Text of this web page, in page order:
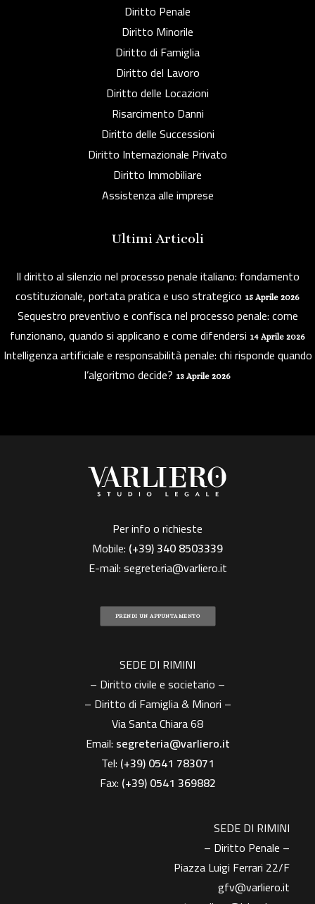
Diritto Penale
Diritto Minorile
Diritto di Famiglia
Diritto del Lavoro
Diritto delle Locazioni
Risarcimento Danni
Diritto delle Successioni
Diritto Internazionale Privato
Diritto Immobiliare
Assistenza alle imprese
Ultimi Articoli
Il diritto al silenzio nel processo penale italiano: fondamento
costituzionale, portata pratica e uso strategico 15 Aprile 2026
Sequestro preventivo e confisca nel processo penale: come
funzionano, quando si applicano e come difendersi 14 Aprile 2026
Intelligenza artificiale e responsabilità penale: chi risponde quando
l’algoritmo decide? 13 Aprile 2026
Per info o richieste
Mobile: (+39)340 8503339
E-mail:segreteria@varliero.it
PRENDI UN APPUNTAMENTO
SEDE DI RIMINI
– Diritto civile e societario –
– Diritto di Famiglia & Minori –
Via Santa Chiara 68
Email: segreteria@varliero.it
Tel: (+39) 0541 783071
Fax: (+39)0541 369882
SEDE DI RIMINI
– Diritto Penale –
Piazza Luigi Ferrari 22/F
gfv@varliero.it